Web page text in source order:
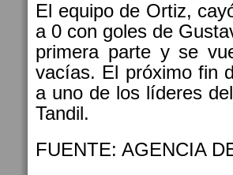
El equipo de Ortiz,
a 0 con goles de
primera parte y se
vacías. El próximo fin
a uno de los líderes
Tandil.
FUENTE: AGENCIA